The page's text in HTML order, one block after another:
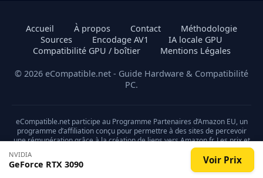
NVIDIA
GeForce RTX 3090 Voir Prix
Accueil À propos Contact
Méthodologie
Sources
Encodage AV1
IA locale GPU
Compatibilité GPU / boîtier
Mentions Légales
© 2026 eCompatible.net - Guide Hardware & Compatibilité
PC.
eCompatible.net participe au Programme Partenaires d’Amazon EU, un
programme d’affiliation conçu pour permettre à des sites de percevoir
une rémunération grâce à la création de liens vers Amazon.fr. Les prix et
la disponibilité des produits sont sujets à changement.